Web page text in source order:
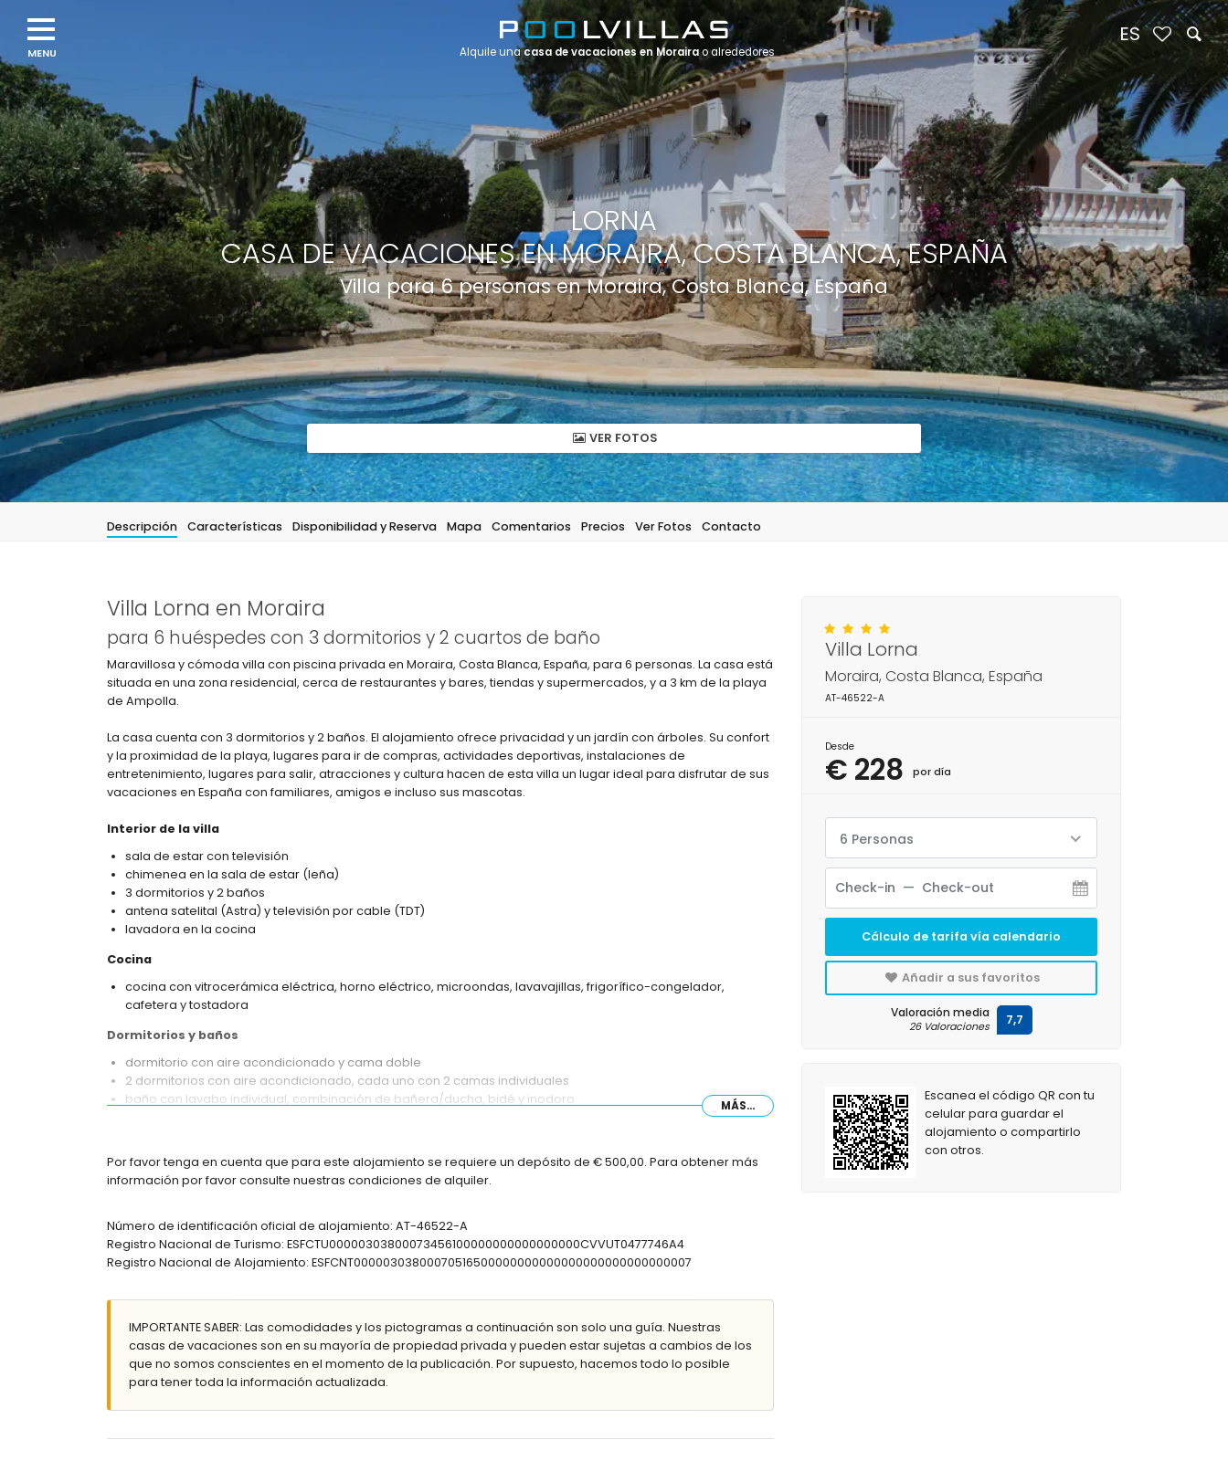
LORNA
CASA DE VACACIONES EN MORAIRA, COSTA BLANCA, ESPAÑA
Villa para 6 personas en Moraira, Costa Blanca, España
VER FOTOS
Descripción Características Disponibilidad y Reserva Mapa Comentarios Precios Ver Fotos Contacto
Villa Lorna en Moraira
para 6 huéspedes con 3 dormitorios y 2 cuartos de baño
Maravillosa y cómoda villa con piscina privada en Moraira, Costa Blanca, España, para 6 personas. La casa está
situada en una zona residencial, cerca de restaurantes y bares, tiendas y supermercados, y a 3 km de la playa
de Ampolla.
La casa cuenta con 3 dormitorios y 2 baños. El alojamiento ofrece privacidad y un jardín con árboles. Su confort
y la proximidad de la playa, lugares para ir de compras, actividades deportivas, instalaciones de
entretenimiento, lugares para salir, atracciones y cultura hacen de esta villa un lugar ideal para disfrutar de sus
vacaciones en España con familiares, amigos e incluso sus mascotas.
Interior de la villa
sala de estar con televisión
chimenea en la sala de estar (leña)
3 dormitorios y 2 baños
antena satelital (Astra) y televisión por cable (TDT)
lavadora en la cocina
Cocina
cocina con vitrocerámica eléctrica, horno eléctrico, microondas, lavavajillas, frigorífico-congelador,
cafetera y tostadora
Dormitorios y baños
dormitorio con aire acondicionado y cama doble
2 dormitorios con aire acondicionado, cada uno con 2 camas individuales
baño con lavabo individual, combinación de bañera/ducha, bidé y inodoro
terreno cerrado
piscina privada ovalada de 8m x 4m y 2m de profundidad
3 terrazas, de las cuales 1 está cubierta
barbacoa
ducha exterior
terraza en la azotea
Más información
pueblo más cercano: Moraira (a menos de 3 kilómetros de la villa)
playa más cercana: Ampolla (a menos de 3 kilómetros de la villa)
aeropuerto más cercano: El Altet - Alicante (a menos de 100 kilómetros de la villa)
MÁS...
Por favor tenga en cuenta que para este alojamiento se requiere un depósito de € 500,00. Para obtener más
información por favor consulte nuestras condiciones de alquiler.
Número de identificación oficial de alojamiento: AT-46522-A
Registro Nacional de Turismo: ESFCTU00000303800073456100000000000000000CVVUT0477746A4
Registro Nacional de Alojamiento: ESFCNT00000303800070516500000000000000000000000000007
IMPORTANTE SABER: Las comodidades y los pictogramas a continuación son solo una guía. Nuestras
casas de vacaciones son en su mayoría de propiedad privada y pueden estar sujetas a cambios de los
que no somos conscientes en el momento de la publicación. Por supuesto, hacemos todo lo posible
para tener toda la información actualizada.
Villa Lorna
Moraira, Costa Blanca, España
AT-46522-A
Desde
€ 228 por día
6 Personas
Cálculo de tarifa vía calendario
Añadir a sus favoritos
Valoración media
26 Valoraciones 7,7
Escanea el código QR con tu
celular para guardar el
alojamiento o compartirlo
con otros.
Alquile unacasa de vacaciones en Morairao alrededores
ES